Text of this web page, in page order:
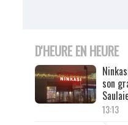
D'HEURE EN HEURE
son
13:13